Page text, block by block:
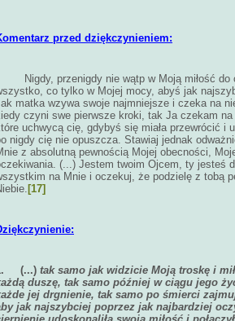
przed dziękczynieniem:
przenigdy nie wątp w Moją miłość do
co tylko w Mojej mocy, abyś jak
matka wzywa swoje najmniejsze i czeka na
czyni swe pierwsze kroki, tak Ja czekam
uchwycą cię, gdybyś się miała przewrócić i
nigdy cię nie opuszcza. Stawiaj jednak
z absolutną pewnością Mojej obecności,
(...) Jestem twoim Ojcem, ty jesteś
na Mnie i oczekuj, że podzielę z tobą
[17]
(...) tak samo jak widzicie Moją troskę i
duszę, tak samo później w ciągu jego
jej drgnienie, tak samo po śmierci
jak najszybciej poprzez jak najbardziej